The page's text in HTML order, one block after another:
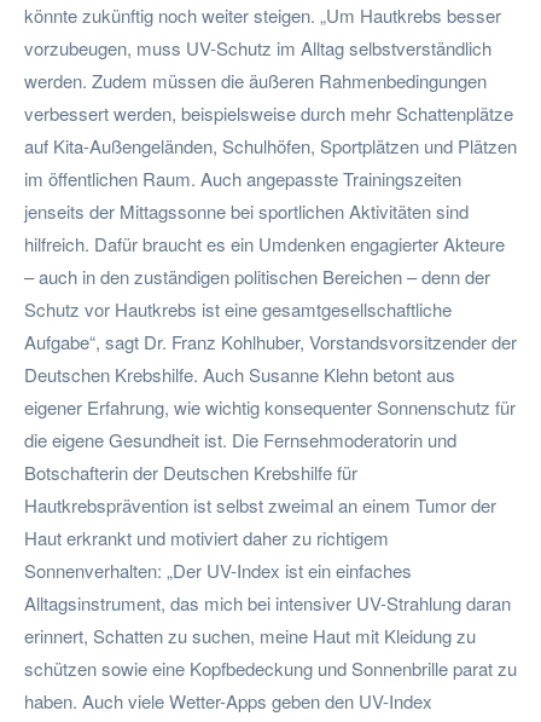
könnte zukünftig noch weiter steigen. „Um Hautkrebs besser
vorzubeugen, muss UV-Schutz im Alltag selbstverständlich
werden. Zudem müssen die äußeren Rahmenbedingungen
verbessert werden, beispielsweise durch mehr Schattenplätze
auf Kita-Außengeländen, Schulhöfen, Sportplätzen und Plätzen
im öffentlichen Raum. Auch angepasste Trainingszeiten
jenseits der Mittagssonne bei sportlichen Aktivitäten sind
hilfreich. Dafür braucht es ein Umdenken engagierter Akteure
– auch in den zuständigen politischen Bereichen – denn der
Schutz vor Hautkrebs ist eine gesamtgesellschaftliche
Aufgabe“, sagt Dr. Franz Kohlhuber, Vorstandsvorsitzender der
Deutschen Krebshilfe. Auch Susanne Klehn betont aus
eigener Erfahrung, wie wichtig konsequenter Sonnenschutz für
die eigene Gesundheit ist. Die Fernsehmoderatorin und
Botschafterin der Deutschen Krebshilfe für
Hautkrebsprävention ist selbst zweimal an einem Tumor der
Haut erkrankt und motiviert daher zu richtigem
Sonnenverhalten: „Der UV-Index ist ein einfaches
Alltagsinstrument, das mich bei intensiver UV-Strahlung daran
erinnert, Schatten zu suchen, meine Haut mit Kleidung zu
schützen sowie eine Kopfbedeckung und Sonnenbrille parat zu
haben. Auch viele Wetter-Apps geben den UV-Index